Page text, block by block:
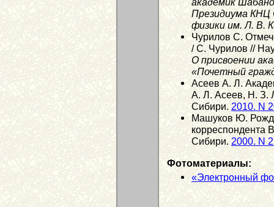
Президиума
физики им. Л. В.
Чурилов С.
/ С. Чурилов //
О присвоении
«Почетный
Асеев А. Л.
А. Л. Асеев, Н. З.
Сибири.2010. N
Машуков Ю.
корреспондента
Сибири. 2000. N
Фотоматериалы:
«Электронный